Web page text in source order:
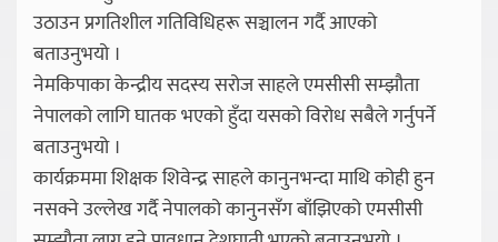
उठाउन प्रगतिशील गतिविधिहरू सञ्चालन गर्दै आएको
बताउनुभयो ।
नेमकिपाका केन्द्रीय सदस्य सरोज साहले एमसीसी सम्झौता
नेपालको लागि घातक भएको हुँदा यसको विरोध सबैले गर्नुपर्ने
बताउनुभयो ।
कार्यक्रममा शिक्षक शिवेन्द्र साहले कानुनभन्दा माथि कोही हुन
नसक्ने उल्लेख गर्दै नेपालको कानुनसँग बाँझिएको एमसीसी